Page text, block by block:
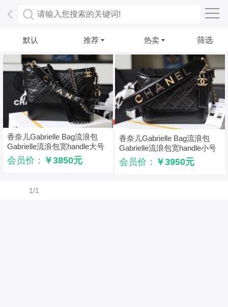
默认 推荐 热卖 筛选
香奈儿Gabrielle Bag流浪包
Gabrielle流浪包宽handle大号
黑色
会员价： ￥3850元
香奈儿Gabrielle Bag流浪包
Gabrielle流浪包宽handle小号
黑色
会员价： ￥3950元
1/1